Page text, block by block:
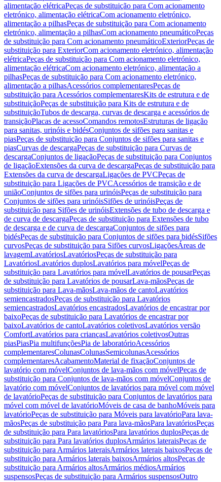
alimentação elétricaPeças de substituição para Com acionamento
eletrónico, alimentação elétricaCom acionamento eletrónico,
alimentação a pilhasPeças de substituição para Com acionamento
eletrónico, alimentação a pilhasCom acionamento pneumáticoPeças
de substituição para Com acionamento pneumáticoExteriorPeças de
substituição para ExteriorCom acionamento eletrónico, alimentação
elétricaPeças de substituição para Com acionamento eletrónico,
alimentação elétricaCom acionamento eletrónico, alimentação a
pilhasPeças de substituição para Com acionamento eletrónico,
alimentação a pilhasAcessórios complementaresPeças de
substituição para Acessórios complementaresKits de estrutura e de
substituiçãoPeças de substituição para Kits de estrutura e de
substituiçãoTubos de descarga, curvas de descarga e acessórios de
transiçãoPlacas de acessoComandos remotosEstruturas de ligação
para sanitas, urinóis e bidésConjuntos de sifões para sanitas e
piasPeças de substituição para Conjuntos de sifões para sanitas e
piasCurvas de descargaPeças de substituição para Curvas de
descargaConjuntos de ligaçãoPeças de substituição para Conjuntos
de ligaçãoExtensões da curva de descargaPeças de substituição para
Extensões da curva de descargaLigações de PVCPeças de
substituição para Ligações de PVCAcessórios de transição e de
uniãoConjuntos de sifões para urinóisPeças de substituição para
Conjuntos de sifões para urinóisSifões de urinóisPeças de
substituição para Sifões de urinóisExtensões de tubo de descarga e
de curva de descargaPeças de substituição para Extensões de tubo
de descarga e de curva de descargaConjuntos de sifões para
bidésPeças de substituição para Conjuntos de sifões para bidésSifões
curvosPeças de substituição para Sifões curvosLigaçõesÁreas de
lavagemLavatóriosLavatóriosPeças de substituição para
LavatóriosLavatórios duplosLavatórios para móvelPeças de
substituição para Lavatórios para móvelLavatórios de pousarPeças
de substituição para Lavatórios de pousarLava-mãosPeças de
substituição para Lava-mãosLava-mãos de cantoLavatórios
semiencastradosPeças de substituição para Lavatórios
semiencastradosLavatórios encastradosLavatórios de encastrar por
baixoPeças de substituição para Lavatórios de encastrar por
baixoLavatórios de cantoLavatórios coletivosLavatórios versão
ComfortLavatórios para criançasLavatórios coletivosOutras
piasPiasPia multifunçõesPia de laboratórioAcessórios
complementaresColunasColunasSemicolunasAcessórios
complementaresAcabamentoMaterial de fixaçãoConjuntos de
lavatório com móvelConjuntos de lava-mãos com móvelPeças de
substituição para Conjuntos de lava-mãos com móvelConjuntos de
lavatório com móvelConjuntos de lavatórios para móvel com móvel
de lavatórioPeças de substituição para Conjuntos de lavatórios para
móvel com móvel de lavatórioMóveis de casa de banhoMóveis para
lavatórioPeças de substituição para Móveis para lavatórioPara lava-
mãosPeças de substituição para Para lava-mãosPara lavatóriosPeças
de substituição para Para lavatóriosPara lavatórios duplosPeças de
substituição para Para lavatórios duplosArmários lateraisPeças de
substituição para Armários lateraisArmários laterais baixosPeças de
substituição para Armários laterais baixosArmários altosPeças de
substituição para Armários altosArmários médiosArmários
suspensosPeças de substituição para Armários suspensosOutro